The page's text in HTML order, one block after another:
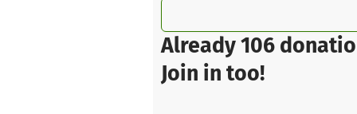
Already 106
Join in too!